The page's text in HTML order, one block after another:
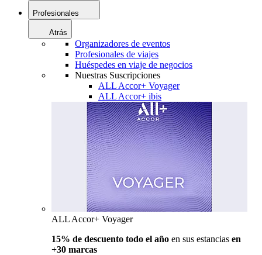
Profesionales
Atrás
Organizadores de eventos
Profesionales de viajes
Huéspedes en viaje de negocios
Nuestras Suscripciones
ALL Accor+ Voyager
ALL Accor+ ibis
ALL Accor+ Voyager
15% de descuento todo el año en sus estancias en
+30 marcas